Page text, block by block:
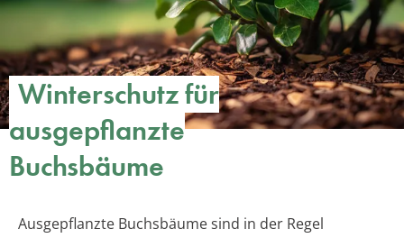
Winterschutz für
ausgepflanzte
Buchsbäume
Ausgepflanzte Buchsbäume sind in der Regel